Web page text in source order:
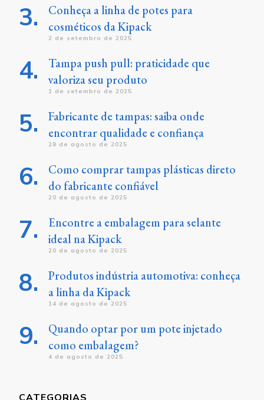
Conheça a linha de potes para
cosméticos da Kipack
2 de setembro de 2025
Tampa push pull: praticidade que
valoriza seu produto
1 de setembro de 2025
Fabricante de tampas: saiba onde
encontrar qualidade e confiança
28 de agosto de 2025
Como comprar tampas plásticas direto
do fabricante confiável
20 de agosto de 2025
Encontre a embalagem para selante
ideal na Kipack
20 de agosto de 2025
Produtos indústria automotiva: conheça
a linha da Kipack
14 de agosto de 2025
Quando optar por um pote injetado
como embalagem?
4 de agosto de 2025
CATEGORIAS